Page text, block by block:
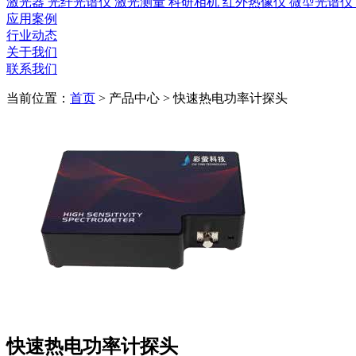
应用案例
行业动态
关于我们
联系我们
当前位置： 首页 > 产品中心 >快速热电功率计探头
快速热电功率计探头